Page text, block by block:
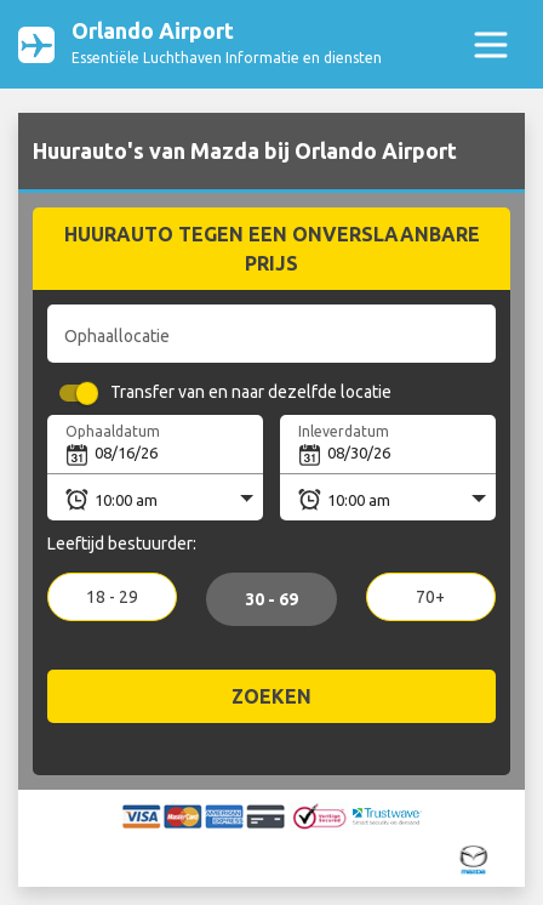
Orlando Airport
Essentiële Luchthaven Informatie en diensten
Huurauto's van Mazda bij Orlando Airport
HUURAUTO TEGEN EEN ONVERSLAANBARE
PRIJS
Ophaallocatie
Transfer van en naar dezelfde locatie
Ophaaldatum Inleverdatum
Leeftijd bestuurder:
18 - 29 30 - 69 70+
ZOEKEN